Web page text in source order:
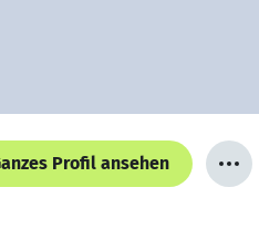
Profil ansehen